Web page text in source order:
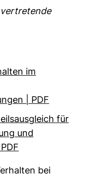
im
| PDF
für
und
bei